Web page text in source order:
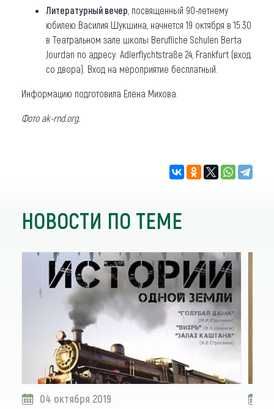
Литературный вечер , посвященный 90-летнему
юбилею Василия Шукшина, начнется 19 октября в 15.30
в Театральном зале школы Berufliche Schulen Berta
Jourdan по адресу: Adlerflychtstraße 24, Frankfurt (вход
со двора). Вход на мероприятие бесплатный.
Информацию подготовила Елена Михова.
Фото ak-rnd.org.
НОВОСТИ ПО ТЕМЕ
04 октября 2019